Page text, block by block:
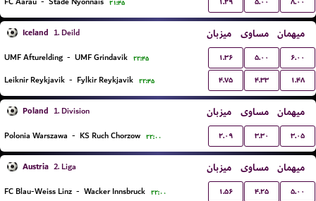
۲۱:۴۵
Iceland 1. Deild میزبان مساوی میهمان
UMF Afturelding - UMF Grindavik ۲۲:۴۵ ۱.۳۶ ۵.۰۰ ۶.۰۰
Leiknir Reykjavik - Fylkir Reykjavik ۲۲:۴۵ ۴.۷۵ ۴.۳۳ ۱.۴۸
Poland 1. Division میزبان مساوی میهمان
Polonia Warszawa - KS Ruch Chorzow ۲۲:۰۰ ۲.۰۹ ۳.۳۰ ۳.۰۵
Austria 2. Liga میزبان مساوی میهمان
FC Blau-Weiss Linz - Wacker Innsbruck ۲۲:۰۰ ۱.۵۶ ۴.۲۵ ۵.۰۰